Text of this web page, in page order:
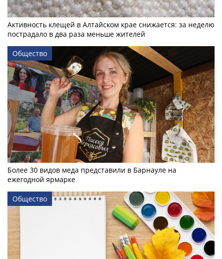
Активность клещей в Алтайском крае снижается: за неделю
пострадало в два раза меньше жителей
Общество
Более 30 видов меда представили в Барнауле на
ежегодной ярмарке
Общество